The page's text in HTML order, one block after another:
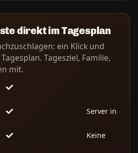
direkt im Tagesplan
ein Klick und
Tagesziel, Familie,
mit.
Server in
Keine